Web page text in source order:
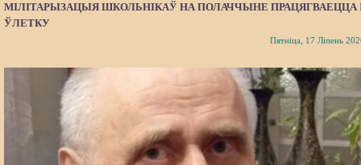
МІЛІТАРЫЗАЦЫЯ ШКОЛЬНІКАЎ НА ПОЛАЧЧЫНЕ ПРАЦЯГВАЕЦЦА
ЎЛЕТКУ
Пятніца, 17 Ліпень